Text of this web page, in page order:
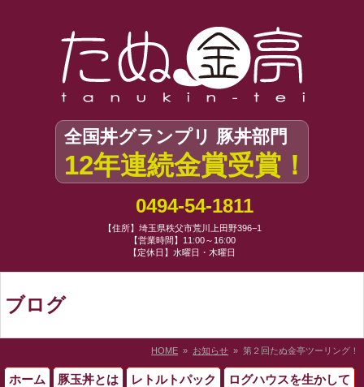
全国丼グランプリ 豚丼部門
12年連続金賞受賞！
0494-54-1811
【住所】埼玉県秩父市荒川上田野396−1
【営業時間】11:00～16:00
【定休日】水曜日・木曜日
ブログ
HOME » お知らせ » 第２回たぬ金亭ツーリング！
ホーム 豚玉丼とは レトルトパック ログハウスを生かして